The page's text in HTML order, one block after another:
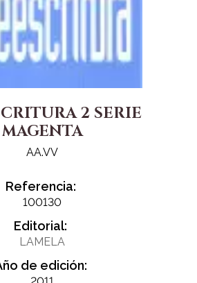
2 SERIE
MAGENTA
AA.VV
Referencia:
100130
Editorial:
LAMELA
de edición: